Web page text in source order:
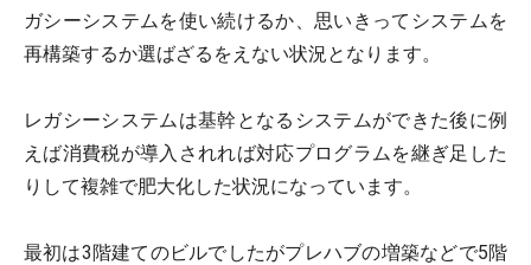
ガシーシステムを使い続けるか、思いきってシステムを
再構築するか選ばざるをえない状況となります。
レガシーシステムは基幹となるシステムができた後に例
えば消費税が導入されれば対応プログラムを継ぎ足した
りして複雑で肥大化した状況になっています。
最初は3階建てのビルでしたがプレハブの増築などで5階